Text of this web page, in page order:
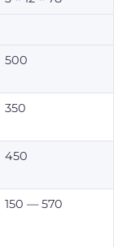
500
350
450
150 — 570